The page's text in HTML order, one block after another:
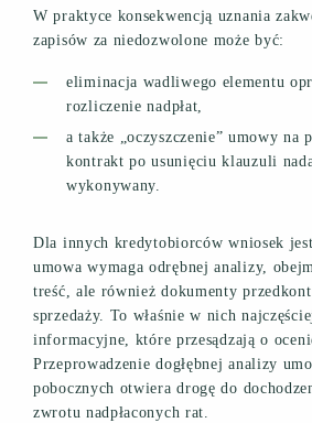
W praktyce konsekwencją uznania
zapisów za niedozwolone może być:
eliminacja wadliwego elementu
rozliczenie nadpłat,
a także „oczyszczenie” umowy na
kontrakt po usunięciu klauzuli
wykonywany.
Dla innych kredytobiorców wniosek
umowa wymaga odrębnej analizy,
treść, ale również dokumenty
sprzedaży. To właśnie w nich
informacyjne, które przesądzają o
Przeprowadzenie dogłębnej analizy
pobocznych otwiera drogę do
zwrotu nadpłaconych rat.